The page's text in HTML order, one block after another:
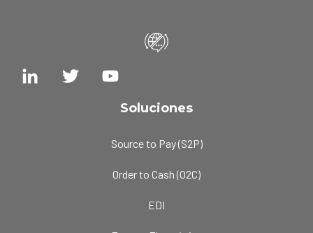
Soluciones
Source to Pay (S2P)
Order to Cash (O2C)
EDI